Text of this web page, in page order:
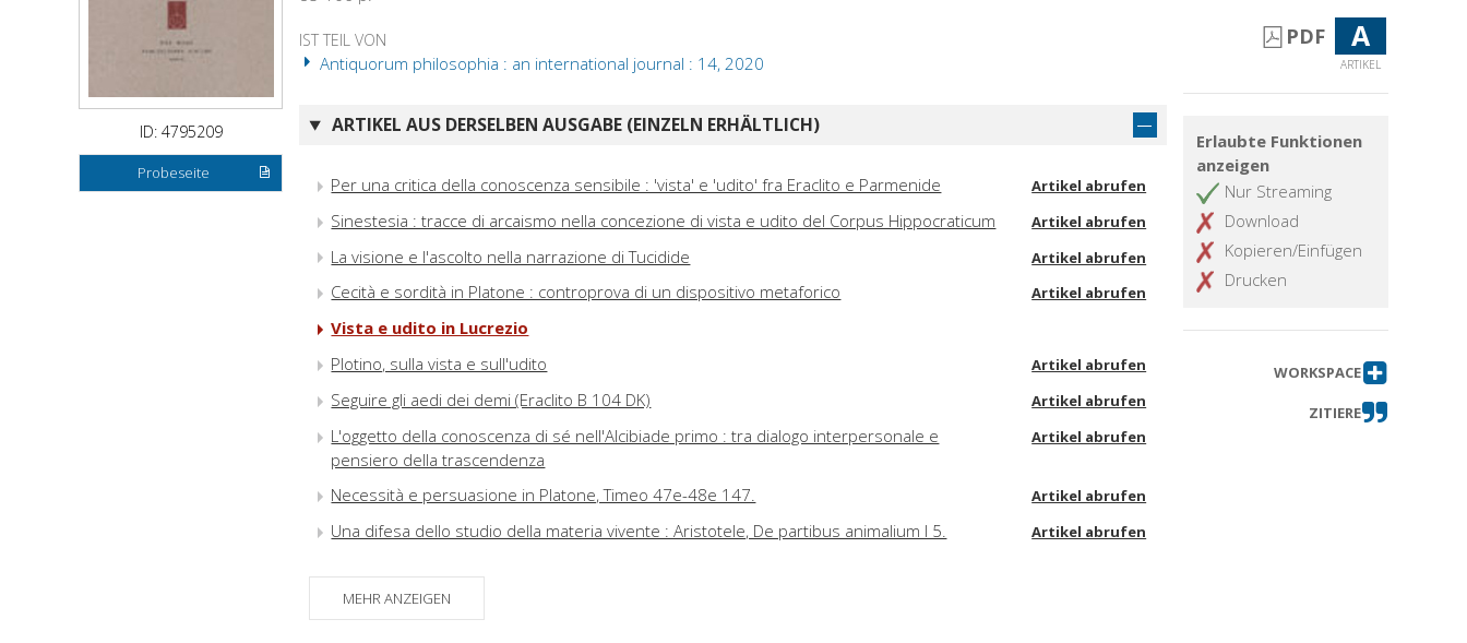
ID: 4795209
Probeseite
IST TEIL VON
Antiquorum philosophia : an international journal : 14, 2020
ARTIKEL AUS DERSELBEN AUSGABE (EINZELN ERHÄLTLICH)
Per una critica della conoscenza sensibile : 'vista' e 'udito' fra Eraclito e Parmenide Artikel abrufen
Sinestesia : tracce di arcaismo nella concezione di vista e udito del Corpus Hippocraticum Artikel abrufen
La visione e l'ascolto nella narrazione di Tucidide Artikel abrufen
Cecità e sordità in Platone : controprova di un dispositivo metaforico Artikel abrufen
Vista e udito in Lucrezio
Plotino, sulla vista e sull'udito
Artikel abrufen
Seguire gli aedi dei demi (Eraclito B 104 DK) Artikel abrufen
L'oggetto della conoscenza di sé nell'Alcibiade primo : tra dialogo interpersonale e
pensiero della trascendenza
Artikel abrufen
Necessità e persuasione in Platone, Timeo 47e-48e 147. Artikel abrufen
Una difesa dello studio della materia vivente : Aristotele, De partibus animalium I 5. Artikel abrufen
MEHR ANZEIGEN
PDF A
ARTIKEL
Erlaubte Funktionen
anzeigen
Nur Streaming
Download
Kopieren/Einfügen
Drucken
WORKSPACE
ZITIERE